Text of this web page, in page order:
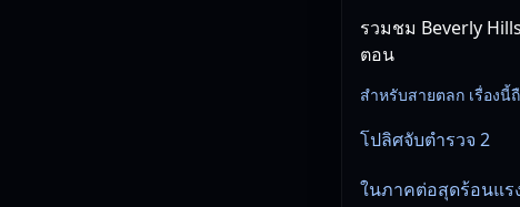
รวมชม Beverly
ตอน
สำหรับสายตลก เรื่องนี้
โปลิศจับตำรวจ 2
ในภาคต่อสุดร้อนแร